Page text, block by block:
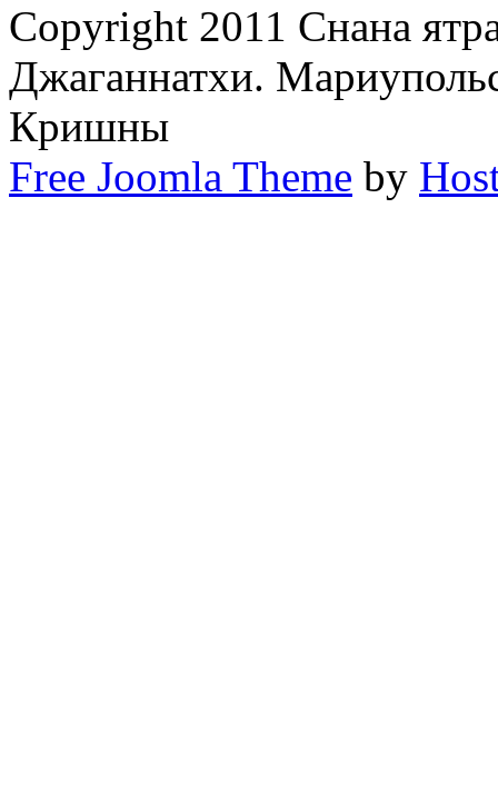
Copyright 2011 Снана
Джаганнатхи.
Кришны
Free Joomla Theme by